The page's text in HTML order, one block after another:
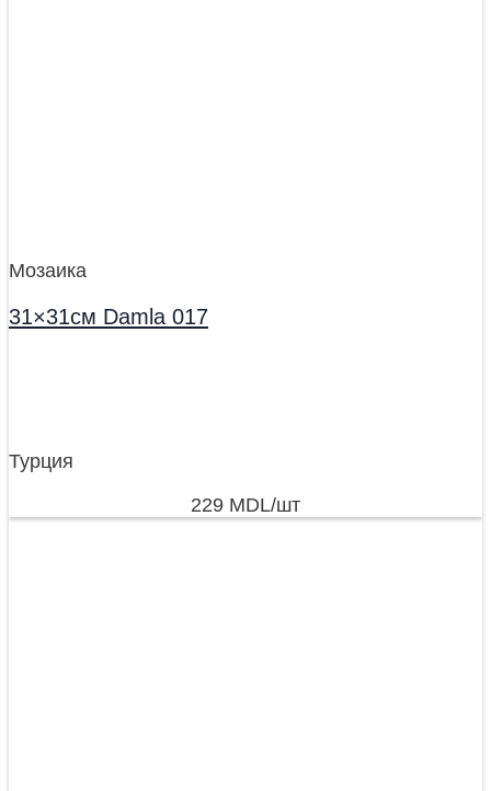
Мозаика
31×31см Damla 017
Турция
229 MDL/шт